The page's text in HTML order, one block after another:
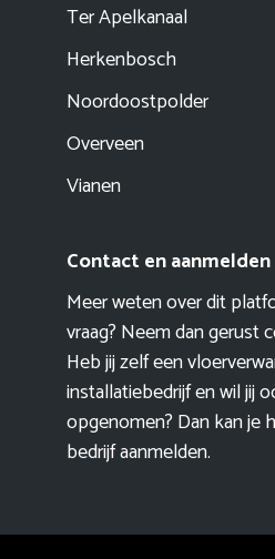
Ter Apelkanaal
Herkenbosch
Noordoostpolder
Overveen
Vianen
Contact en aanmelden
Meer weten over dit
vraag? Neem dan gerust
Heb jij zelf een
installatiebedrijf en wil jij
opgenomen? Dan kan je
bedrijf aanmelden.